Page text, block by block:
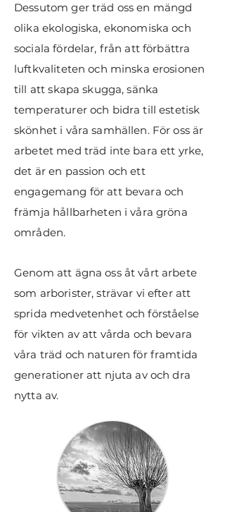
Dessutom ger träd oss en mängd
olika ekologiska, ekonomiska och
sociala fördelar, från att förbättra
luftkvaliteten och minska erosionen
till att skapa skugga, sänka
temperaturer och bidra till estetisk
skönhet i våra samhällen. För oss är
arbetet med träd inte bara ett yrke,
det är en passion och ett
engagemang för att bevara och
främja hållbarheten i våra gröna
områden.
Genom att ägna oss åt vårt arbete
som arborister, strävar vi efter att
sprida medvetenhet och förståelse
för vikten av att vårda och bevara
våra träd och naturen för framtida
generationer att njuta av och dra
nytta av.